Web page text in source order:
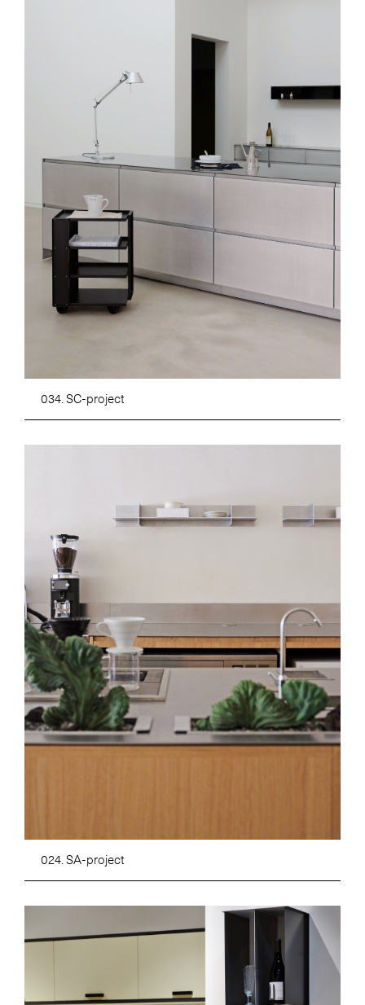
034. SC-project
024. SA-project